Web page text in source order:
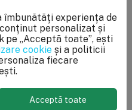
îmbunătăți experiența de
personalizat și
pe „Acceptă toate”, ești
cookie și a politicii
fiecare
Acceptă toate